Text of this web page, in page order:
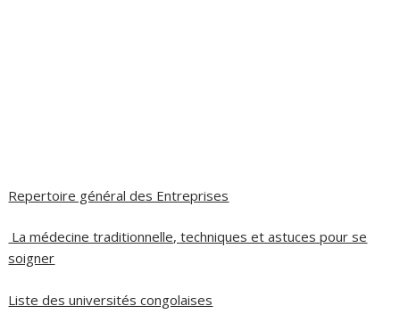
Repertoire général des Entreprises
La médecine traditionnelle, techniques et astuces pour se
soigner
Liste des universités congolaises